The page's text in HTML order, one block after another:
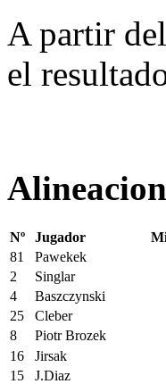
A partir
el
Nº Jugador
81
Pawekek
2
Singlar
4
Baszczynski
25
Cleber
8
Piotr Brozek
16
Jirsak
15
J.Diaz